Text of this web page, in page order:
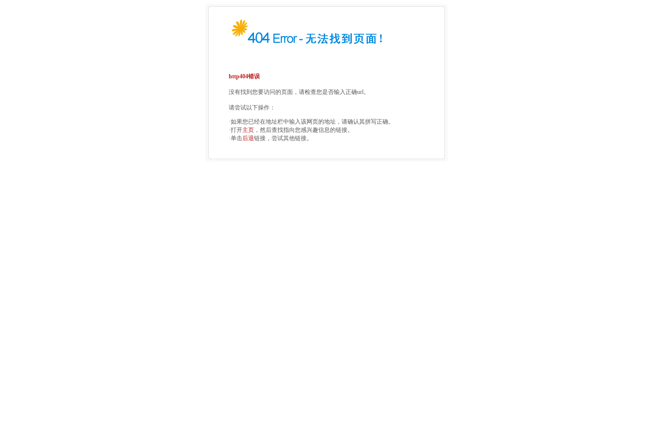
http404错误
没有找到您要访问的页面，请检查您是否输入正确url。
请尝试以下操作：
·如果您已经在地址栏中输入该网页的地址，请确认其拼写正确。
·打开主页 ，然后查找指向您感兴趣信息的链接。
·单击后退链接，尝试其他链接。